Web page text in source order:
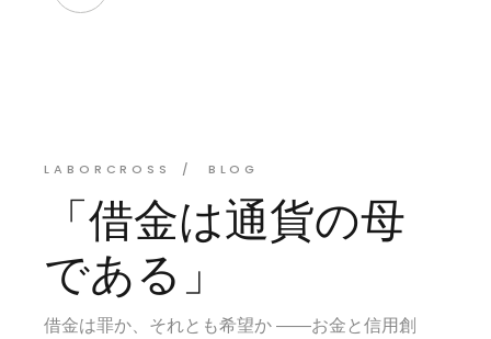
LABORCROSS BLOG
「借金は通貨の母
である」
借金は罪か、それとも希望か ――お金と信用創